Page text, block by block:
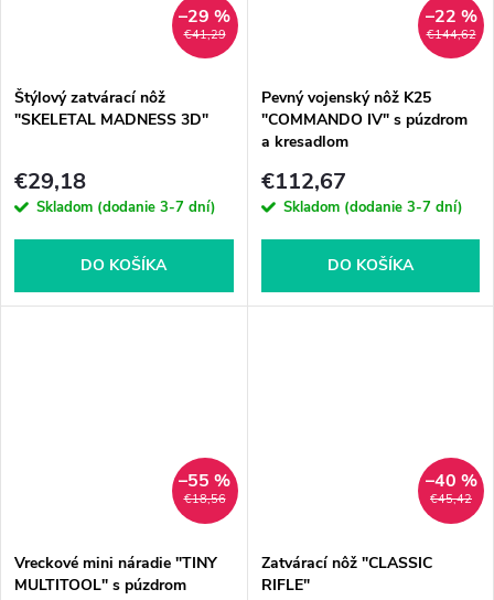
€41,29
–29 %
Štýlový zatvárací nôž
"SKELETAL MADNESS 3D"
€29,18
Skladom (dodanie 3-7 dní)
DO KOŠÍKA
€144,62
–22 %
Pevný vojenský nôž K25
"COMMANDO IV" s púzdrom
a kresadlom
€112,67
Skladom (dodanie 3-7 dní)
DO KOŠÍKA
€18,56
–55 %
Vreckové mini náradie "TINY
MULTITOOL" s púzdrom
€45,42
–40 %
Zatvárací nôž "CLASSIC
RIFLE"